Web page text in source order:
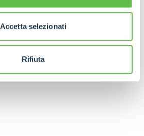
Accetta selezionati
Rifiuta